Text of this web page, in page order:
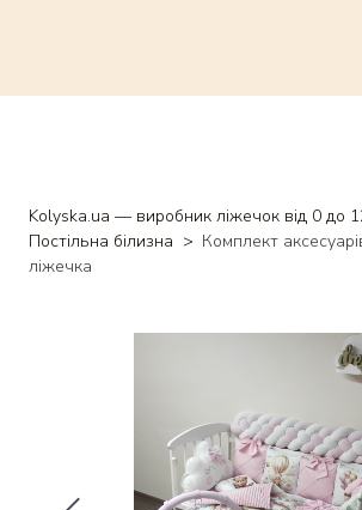
Kolyska.ua — виробник ліжечок від 0 до
Постільна білизна
Комплект
ліжечка